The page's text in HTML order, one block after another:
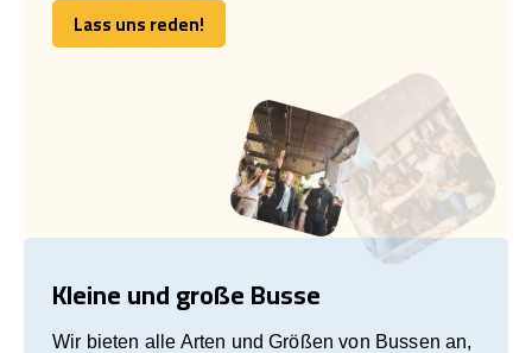
Lass uns reden!
Lass uns reden!
Kleine und große Busse
Wir bieten alle Arten und Größen von Bussen an,